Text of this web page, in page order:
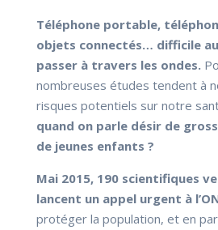
Téléphone portable,
objets connectés… difficile
passer à travers les ondes.
nombreuses études tendent à
risques potentiels sur notre
quand on parle désir de
de jeunes enfants ?
Mai 2015, 190 scientifiques
lancent un appel urgent à
protéger la population, et en